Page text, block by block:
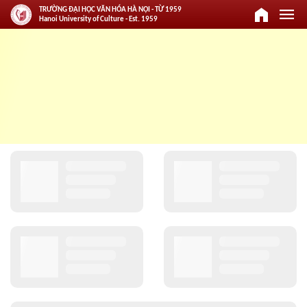
TRƯỜNG ĐẠI HỌC VĂN HÓA HÀ NỘI - TỪ 1959
Hanoi University of Culture - Est. 1959
home menu